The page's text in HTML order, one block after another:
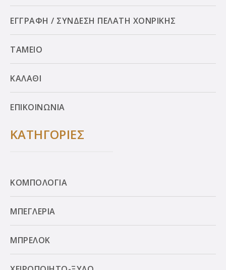
ΕΓΓΡΑΦΗ / ΣΥΝΔΕΣΗ ΠΕΛΑΤΗ ΧΟΝΡΙΚΗΣ
ΤΑΜΕΙΟ
ΚΑΛΑΘΙ
ΕΠΙΚΟΙΝΩΝΙΑ
ΚΑΤΗΓΟΡΙΕΣ
ΚΟΜΠΟΛΟΓΙΑ
ΜΠΕΓΛΕΡΙΑ
ΜΠΡΕΛΟΚ